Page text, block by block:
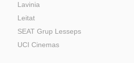
Lavinia
Leitat
SEAT Grup Lesseps
UCI Cinemas